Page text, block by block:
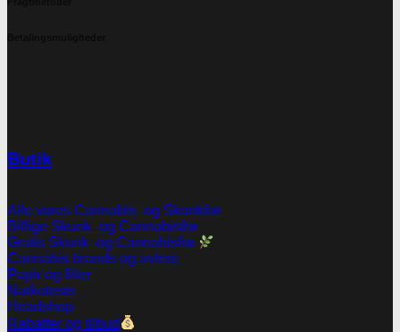
Butik
Alle vores Cannabis -og Skunkfrø
Billige Skunk -og Cannabisfrø
Gratis Skunk -og Cannabisfrø
Cannabis brands og avlere
Papir og filter
Narkotests
Headshop
Rabatter og tilbud